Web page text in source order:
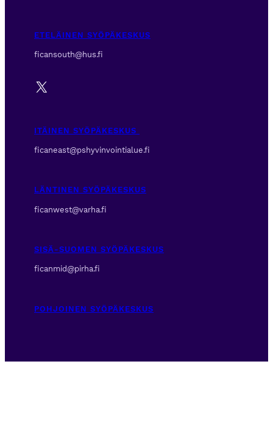
ETELÄINEN SYÖPÄKESKUS
ficansouth@hus.fi
X
ITÄINEN SYÖPÄKESKUS
ficaneast@pshyvinvointialue.fi
LÄNTINEN SYÖPÄKESKUS
ficanwest@varha.fi
SISÄ-SUOMEN SYÖPÄKESKUS
ficanmid@pirha.fi
POHJOINEN SYÖPÄKESKUS